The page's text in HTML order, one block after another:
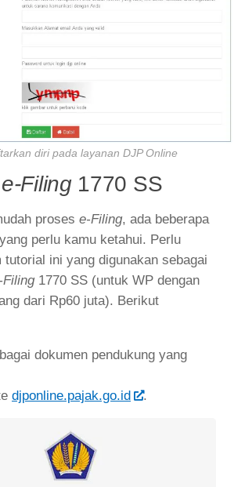
diri pada layanan DJP Online
e-Filing 1770 SS
proses e-Filing, ada beberapa
perlu kamu ketahui. Perlu
tutorial ini yang digunakan sebagai
Filing 1770 SS (untuk WP dengan
dari Rp60 juta). Berikut
dokumen pendukung yang
djponline.pajak.go.id .